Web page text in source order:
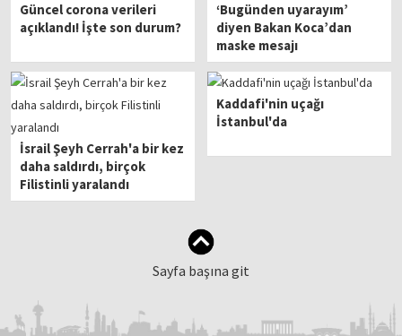
Güncel corona verileri
açıklandı! İşte son durum?
‘Bugünden uyarayım’
diyen Bakan Koca’dan
maske mesajı
İsrail Şeyh Cerrah'a bir kez
daha saldırdı, birçok
Filistinli yaralandı
Kaddafi'nin uçağı
İstanbul'da
Sayfa başına git